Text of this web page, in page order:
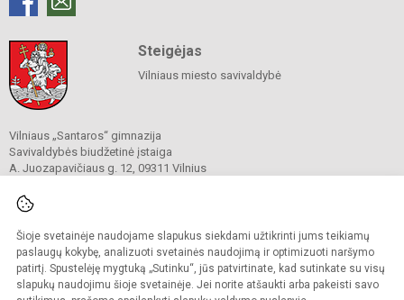
Šioje svetainėje naudojame slapukus siekdami užtikrinti jums teikiamų
paslaugų kokybę, analizuoti svetainės naudojimą ir optimizuoti naršymo
patirtį. Spustelėję mygtuką „Sutinku“, jūs patvirtinate, kad sutinkate su visų
slapukų naudojimu šioje svetainėje. Jei norite atšaukti arba pakeisti savo
Steigėjas
Vilniaus miesto savivaldybė
Vilniaus „Santaros“ gimnazija
Savivaldybės biudžetinė įstaiga
A. Juozapavičiaus g. 12, 09311 Vilnius
El. p.
Duomenys kaupiami ir saugomi
Juridinių asmenų registre
Įmonės kodas 304089960